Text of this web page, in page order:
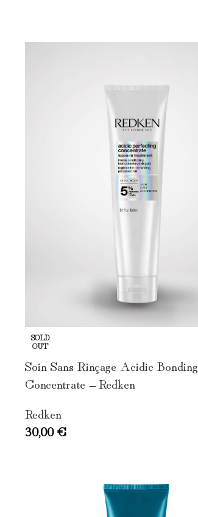
SOLD
OUT
Soin Sans Rinçage Acidic Bonding
Concentrate – Redken
Redken
30,00€